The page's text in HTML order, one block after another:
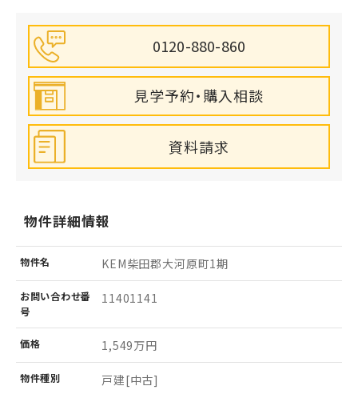
0120-880-860
見学予約・購入相談
資料請求
物件詳細情報
物件名 KEM柴田郡大河原町1期
お問い合わせ番
号
11401141
価格 1,549万円
物件種別 戸建[中古]